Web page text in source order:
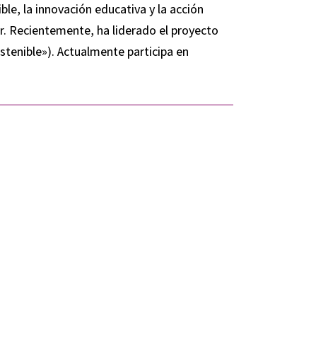
la innovación educativa y la acción
Recientemente, ha liderado el proyecto
Actualmente participa en